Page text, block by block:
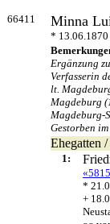
66411 Minna
* 13.06.1870
Ergänzung
Verfasserin
lt.
Magdeburg
Magdeburg-
Gestorben
Ehegatten
1:
*
+